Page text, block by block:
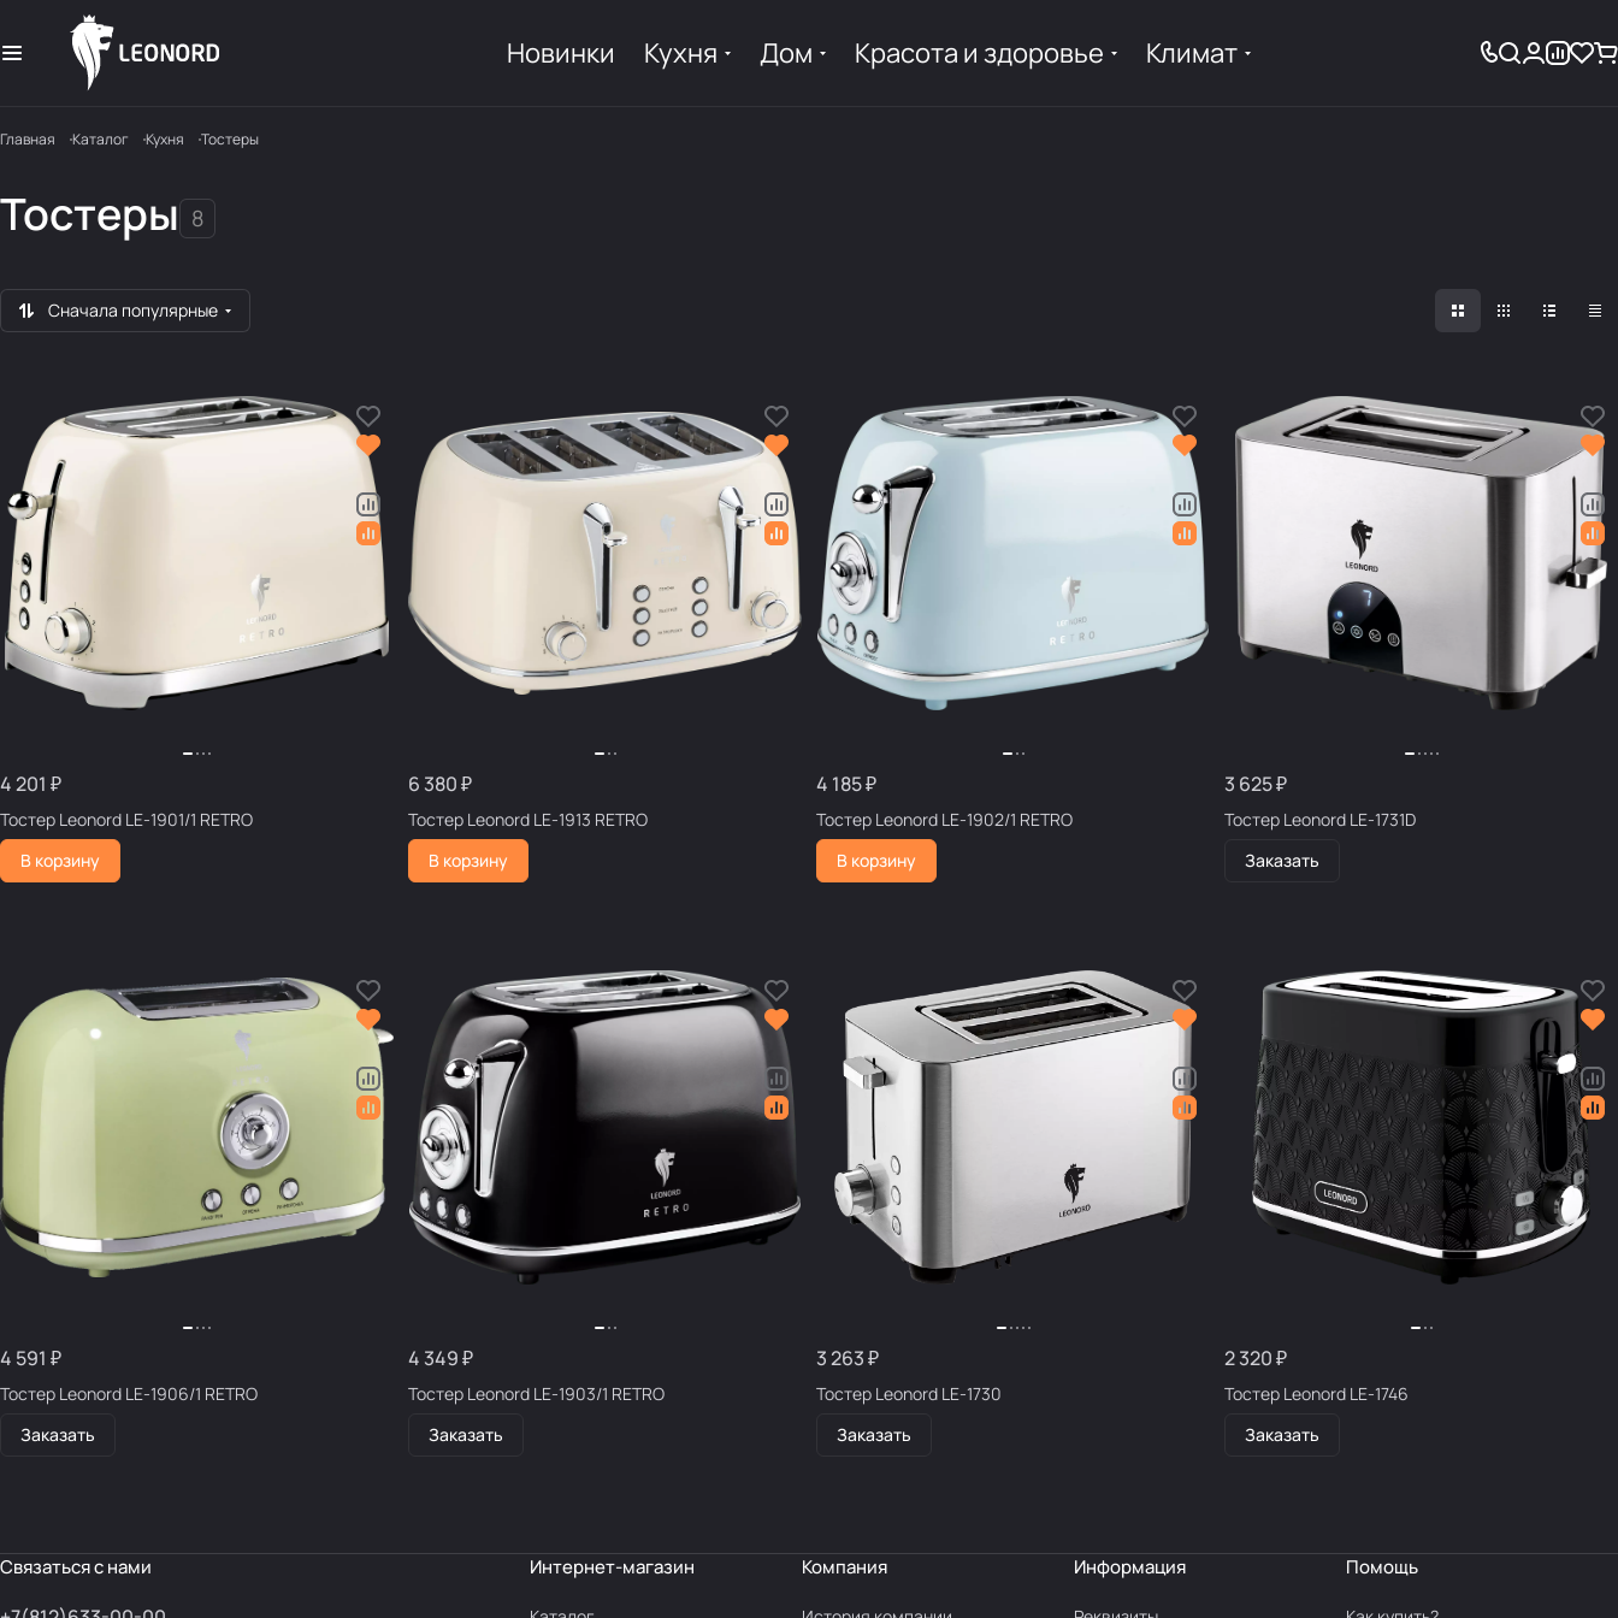
Новинки Кухня Дом Красота и здоровье Климат
Главная Каталог Кухня Тостеры
Тостеры 8
Сначала популярные
4 201 ₽
Тостер Leonord LE-1901/1 RETRO
В корзину
6 380 ₽
Тостер Leonord LE-1913 RETRO
В корзину
4 185 ₽
Тостер Leonord LE-1902/1 RETRO
В корзину
3 625 ₽
Тостер Leonord LE-1731D
Заказать
4 591 ₽
Тостер Leonord LE-1906/1 RETRO
Заказать
4 349 ₽
Тостер Leonord LE-1903/1 RETRO
Заказать
3 263 ₽
Тостер Leonord LE-1730
Заказать
2 320 ₽
Тостер Leonord LE-1746
Заказать
Связаться с нами Интернет-магазин Компания Информация Помощь